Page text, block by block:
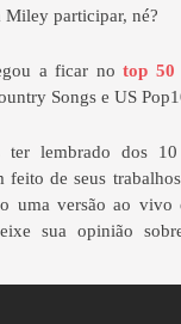
Miley participar, né?
a ficar notop 50
Songs e US
lembrado dos
de seus
uma versão ao
sua opinião